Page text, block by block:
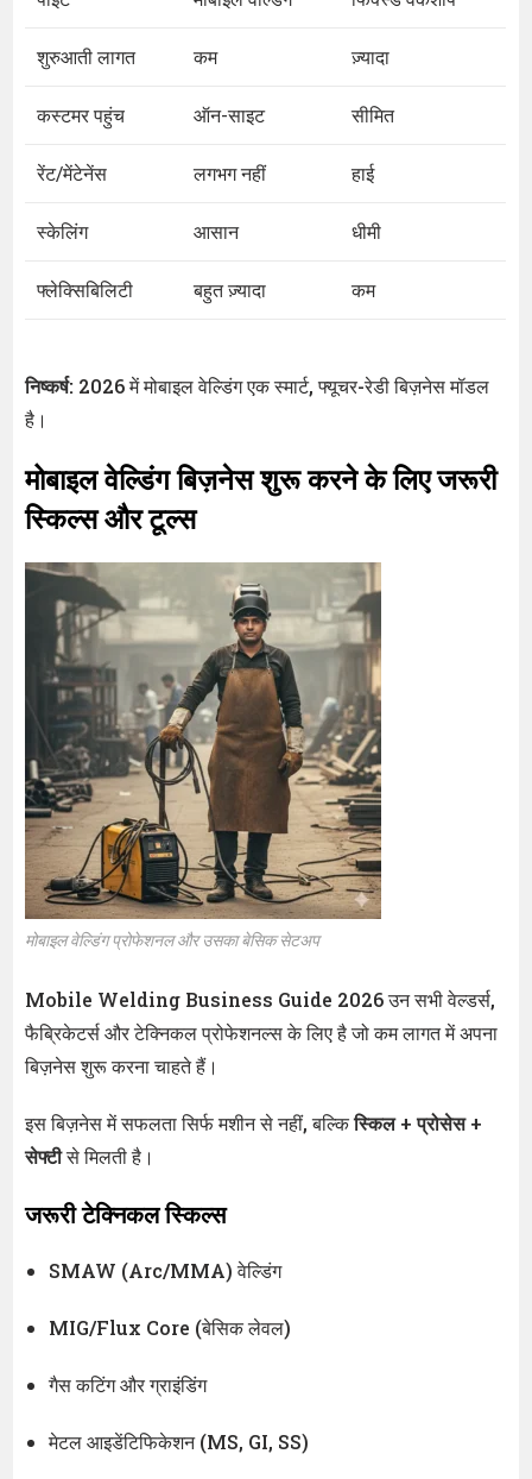
शुरुआती लागत कम ज़्यादा
कस्टमर पहुंच ऑन-साइट सीमित
रेंट/मेंटेनेंस लगभग नहीं हाई
स्केलिंग आसान धीमी
फ्लेक्सिबिलिटी बहुत ज़्यादा कम
निष्कर्ष: 2026 में मोबाइल वेल्डिंग एक स्मार्ट, फ्यूचर-रेडी बिज़नेस मॉडल
है।
मोबाइल वेल्डिंग बिज़नेस शुरू करने के लिए जरूरी
स्किल्स और टूल्स
मोबाइल वेल्डिंग प्रोफेशनल और उसका बेसिक सेटअप
Mobile Welding Business Guide 2026 उन सभी वेल्डर्स,
फैब्रिकेटर्स और टेक्निकल प्रोफेशनल्स के लिए है जो कम लागत में अपना
बिज़नेस शुरू करना चाहते हैं।
इस बिज़नेस में सफलता सिर्फ मशीन से नहीं, बल्किस्किल + प्रोसेस +
सेफ्टीसे मिलती है।
जरूरी टेक्निकल स्किल्स
SMAW (Arc/MMA) वेल्डिंग
MIG/Flux Core (बेसिक लेवल)
गैस कटिंग और ग्राइंडिंग
मेटल आइडेंटिफिकेशन (MS, GI, SS)